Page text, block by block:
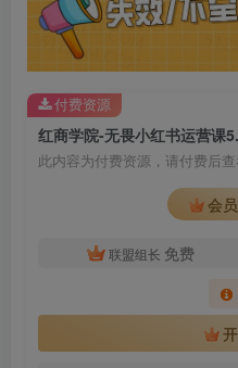
红商学院-无畏小红书运营课
此内容为付费资源，请付费后
会
联盟组长 免费
付费资源